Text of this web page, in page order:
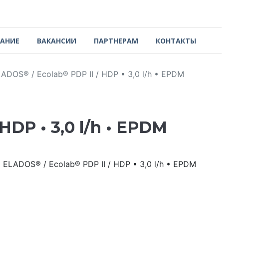
ВАКАНСИИ ПАРТНЕРАМ КОНТАКТЫ
/ Ecolab® PDP II / HDP • 3,0 l/h • EPDM
• 3,0 l/h • EPDM